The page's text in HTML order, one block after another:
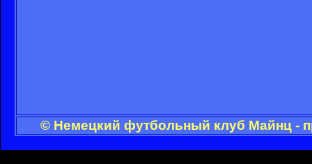
© Немецкий футбольный клуб Майнц -